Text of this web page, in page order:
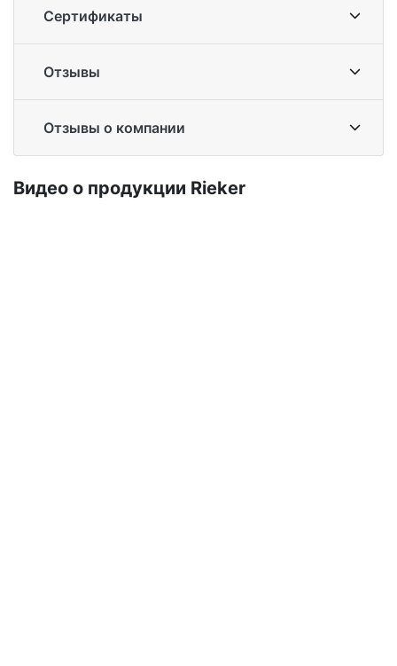
Сертификаты
Отзывы
Отзывы о компании
Ви­део о про­дук­ции Ri­eker